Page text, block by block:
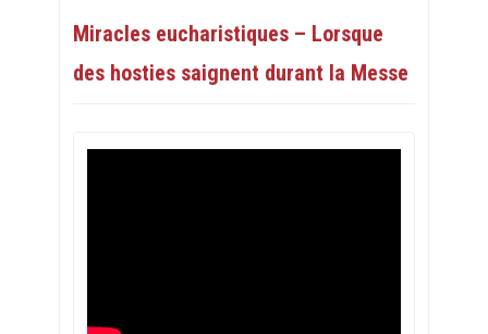
Miracles eucharistiques – Lorsque
des hosties saignent durant la Messe